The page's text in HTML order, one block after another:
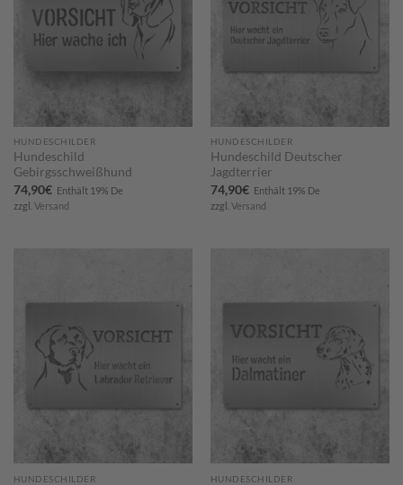
HUNDESCHILDER
Hundeschild
Gebirgsschweißhund
74,90€ Enthält 19% De
zzgl. Versand
HUNDESCHILDER
Hundeschild Deutscher
Jagdterrier
74,90€ Enthält 19% De
zzgl. Versand
Merkzettel
HUNDESCHILDER
Merkzettel
HUNDESCHILDER